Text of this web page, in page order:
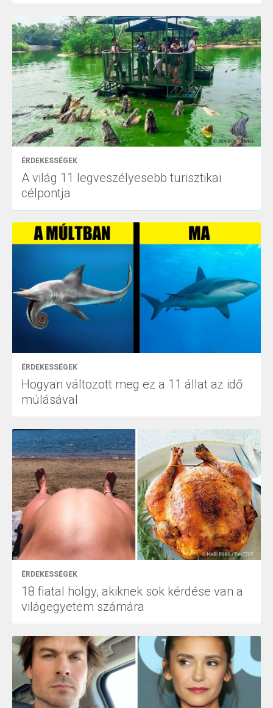
ÉRDEKESSÉGEK
A világ 11 legveszélyesebb turisztikai
célpontja
ÉRDEKESSÉGEK
Hogyan változott meg ez a 11 állat az idő
múlásával
ÉRDEKESSÉGEK
18 fiatal hölgy, akiknek sok kérdése van a
világegyetem számára